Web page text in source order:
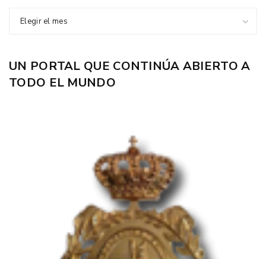
Elegir el mes
UN PORTAL QUE CONTINÚA ABIERTO A
TODO EL MUNDO